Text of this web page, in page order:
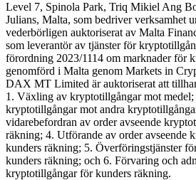
Level 7, Spinola Park, Triq Mikiel Ang
Julians, Malta, som bedriver verksamhet
vederbörligen auktoriserat av Malta
som leverantör av tjänster för
förordning 2023/1114 om marknader för
genomförd i Malta genom Markets in
DAX MT Limited är auktoriserat att
1. Växling av kryptotillgångar mot
kryptotillgångar mot andra
vidarebefordran av order avseende
räkning; 4. Utförande av order avseende
kunders räkning; 5. Överföringstjänster
kunders räkning; och 6. Förvaring och
kryptotillgångar för kunders räkning.